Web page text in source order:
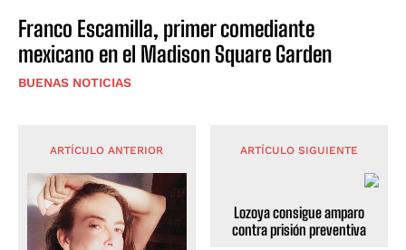
Franco Escamilla, primer comediante
mexicano en el Madison Square Garden
BUENAS NOTICIAS
ARTÍCULO ANTERIOR ARTÍCULO SIGUIENTE
Lozoya consigue amparo
contra prisión preventiva